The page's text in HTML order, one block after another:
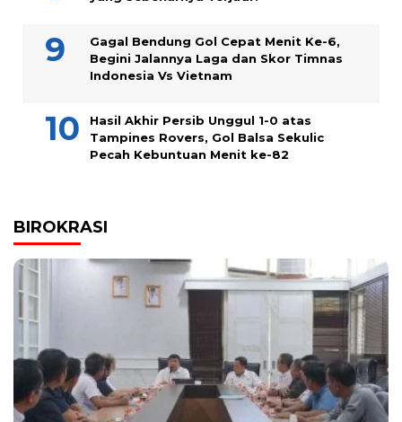
Gagal Bendung Gol Cepat Menit Ke-6,
Begini Jalannya Laga dan Skor Timnas
Indonesia Vs Vietnam
Hasil Akhir Persib Unggul 1-0 atas
Tampines Rovers, Gol Balsa Sekulic
Pecah Kebuntuan Menit ke-82
BIROKRASI